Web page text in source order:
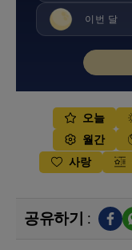
이번 달
오늘
월간
사랑
공유하기 :